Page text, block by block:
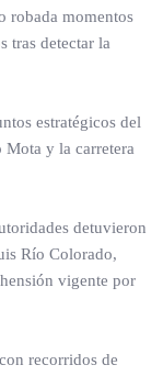
robada momentos
tras detectar la
estratégicos del
y la carretera
detuvieron
Río Colorado,
vigente por
recorridos de